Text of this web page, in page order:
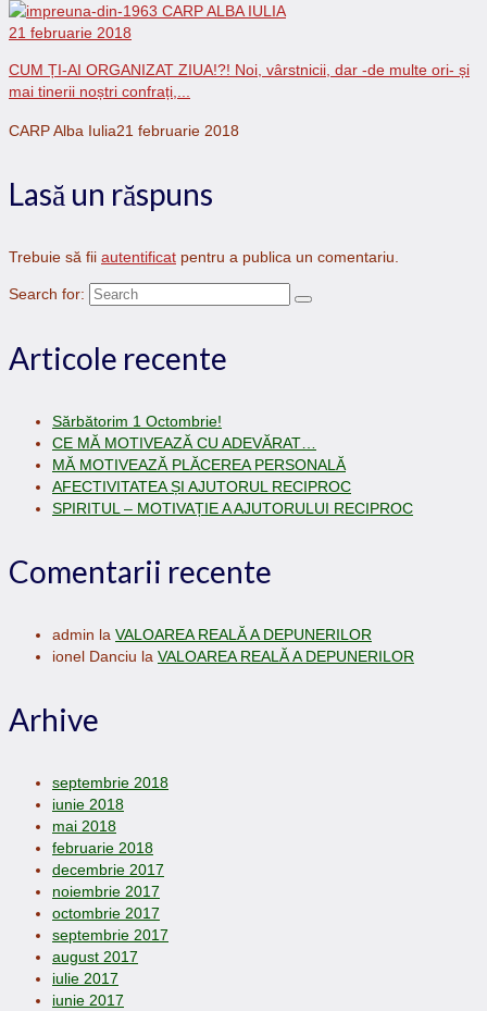
21 februarie 2018
CUM ȚI-AI ORGANIZAT ZIUA!?! Noi, vârstnicii, dar -de multe ori- și
mai tinerii noștri confrați,...
CARP Alba Iulia21 februarie 2018
Lasă un răspuns
Trebuie să fii autentificat pentru a publica un comentariu.
Search for:
Articole recente
Sărbătorim 1 Octombrie!
CE MĂ MOTIVEAZĂ CU ADEVĂRAT…
MĂ MOTIVEAZĂ PLĂCEREA PERSONALĂ
AFECTIVITATEA ȘI AJUTORUL RECIPROC
SPIRITUL – MOTIVAȚIE A AJUTORULUI RECIPROC
Comentarii recente
admin la VALOAREA REALĂ A DEPUNERILOR
ionel Danciu la VALOAREA REALĂ A DEPUNERILOR
Arhive
septembrie 2018
iunie 2018
mai 2018
februarie 2018
decembrie 2017
noiembrie 2017
octombrie 2017
septembrie 2017
august 2017
iulie 2017
iunie 2017